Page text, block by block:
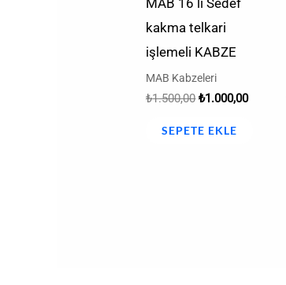
MAB 16 lı Sedef
kakma telkari
işlemeli KABZE
MAB Kabzeleri
₺1.500,00 ₺1.000,00
SEPETE EKLE